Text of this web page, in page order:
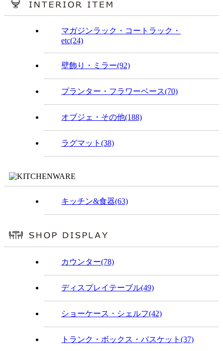
マガジンラック・コートラック・
etc(24)
壁飾り・ミラー(92)
プランター・フラワーベース(70)
オブジェ・その他(188)
ラグマット(38)
キッチン&食器(63)
カウンター(78)
ディスプレイテーブル(49)
ショーケース・シェルフ(42)
トランク・ボックス・バスケット(37)